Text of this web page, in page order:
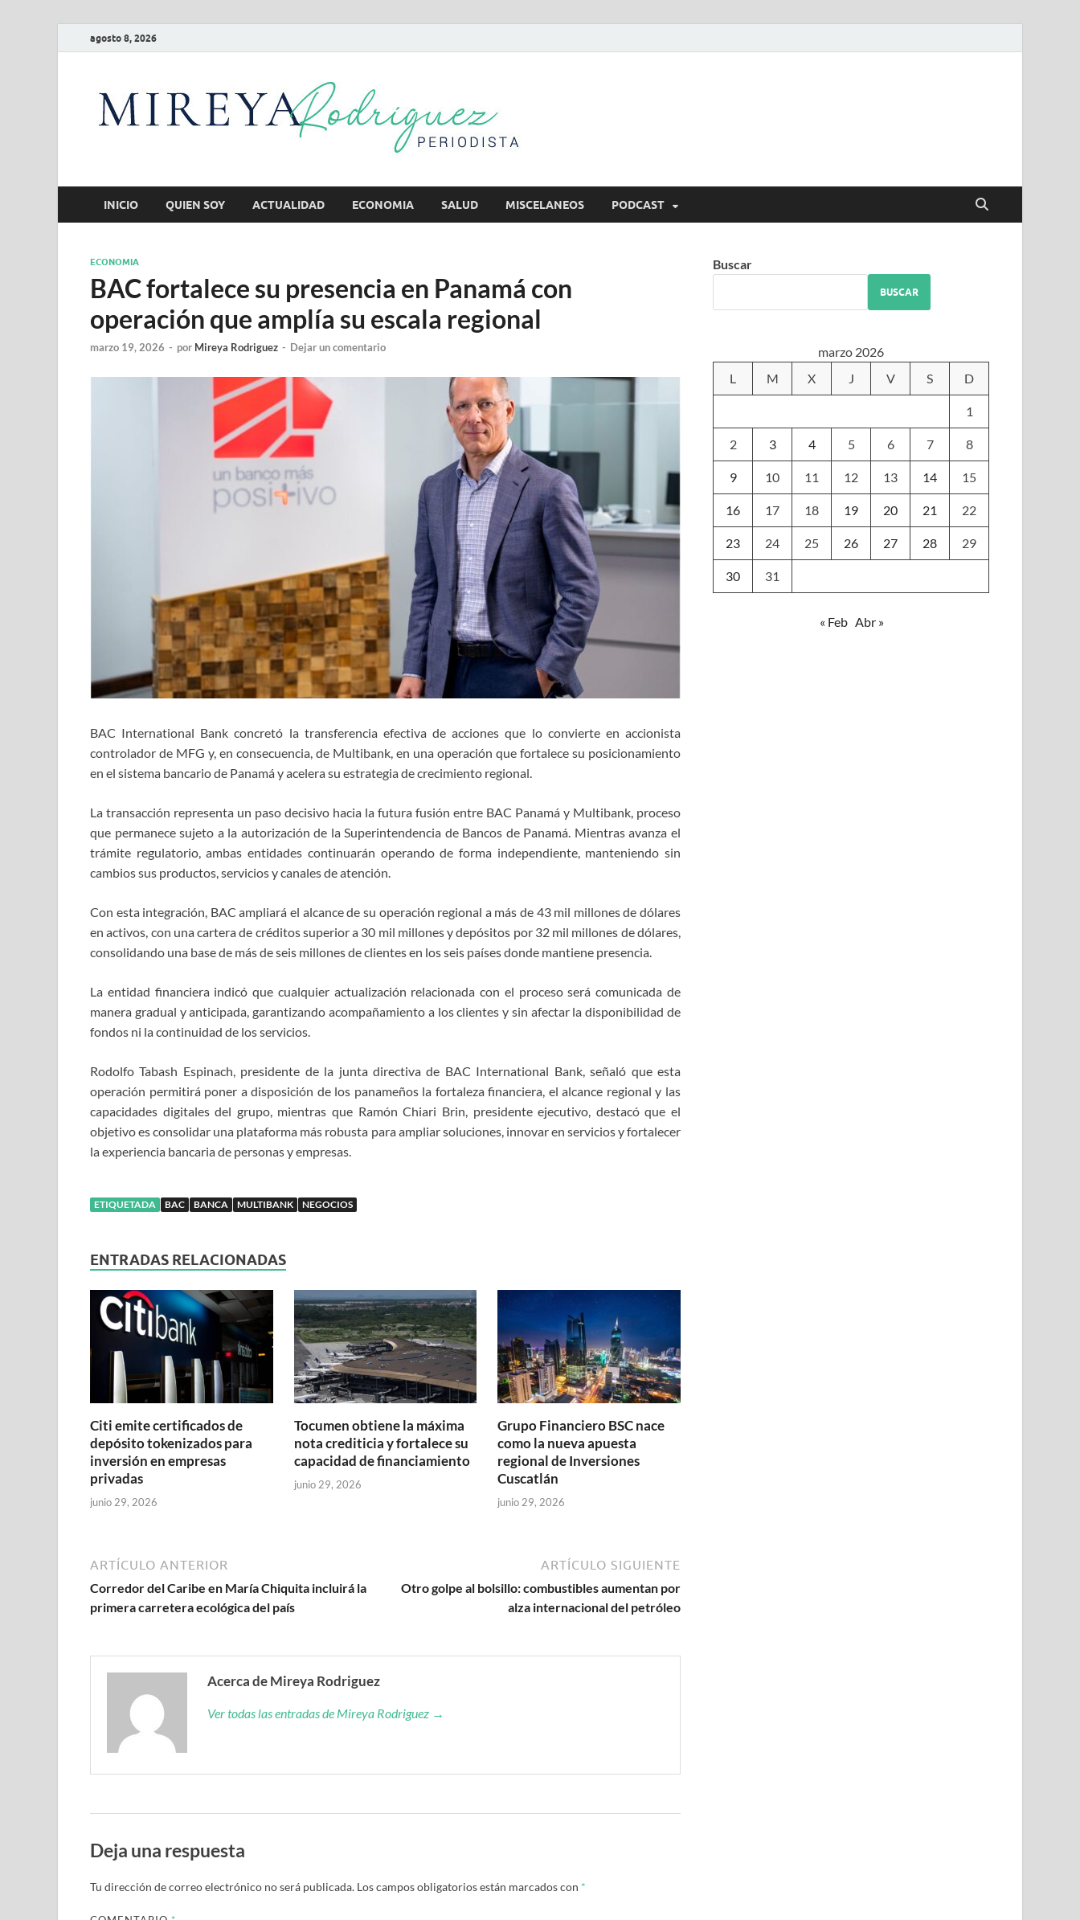
agosto 8, 2026
INICIO QUIEN SOY ACTUALIDAD ECONOMIA SALUD MISCELANEOS PODCAST
ECONOMIA
BAC fortalece su presencia en Panamá con
operación que amplía su escala regional
marzo 19, 2026 - por Mireya Rodriguez - Dejar un comentario
BAC International Bank concretó la transferencia efectiva de acciones que lo convierte en accionista
controlador de MFG y, en consecuencia, de Multibank, en una operación que fortalece su posicionamiento
en el sistema bancario de Panamá y acelera su estrategia de crecimiento regional.
La transacción representa un paso decisivo hacia la futura fusión entre BAC Panamá y Multibank, proceso
que permanece sujeto a la autorización de la Superintendencia de Bancos de Panamá. Mientras avanza el
trámite regulatorio, ambas entidades continuarán operando de forma independiente, manteniendo sin
cambios sus productos, servicios y canales de atención.
Con esta integración, BAC ampliará el alcance de su operación regional a más de 43 mil millones de dólares
en activos, con una cartera de créditos superior a 30 mil millones y depósitos por 32 mil millones de dólares,
consolidando una base de más de seis millones de clientes en los seis países donde mantiene presencia.
La entidad financiera indicó que cualquier actualización relacionada con el proceso será comunicada de
manera gradual y anticipada, garantizando acompañamiento a los clientes y sin afectar la disponibilidad de
fondos ni la continuidad de los servicios.
Rodolfo Tabash Espinach, presidente de la junta directiva de BAC International Bank, señaló que esta
operación permitirá poner a disposición de los panameños la fortaleza financiera, el alcance regional y las
capacidades digitales del grupo, mientras que Ramón Chiari Brin, presidente ejecutivo, destacó que el
objetivo es consolidar una plataforma más robusta para ampliar soluciones, innovar en servicios y fortalecer
la experiencia bancaria de personas y empresas.
ETIQUETADA BAC BANCA MULTIBANK NEGOCIOS
ENTRADAS RELACIONADAS
Citi emite certificados de
depósito tokenizados para
inversión en empresas
privadas
junio 29, 2026
Tocumen obtiene la máxima
nota crediticia y fortalece su
capacidad de financiamiento
junio 29, 2026
Grupo Financiero BSC nace
como la nueva apuesta
regional de Inversiones
Cuscatlán
junio 29, 2026
ARTÍCULO ANTERIOR
Corredor del Caribe en María Chiquita incluirá la
primera carretera ecológica del país
ARTÍCULO SIGUIENTE
Otro golpe al bolsillo: combustibles aumentan por
alza internacional del petróleo
Acerca de Mireya Rodriguez
Ver todas las entradas de Mireya Rodriguez →
Deja una respuesta
Tu dirección de correo electrónico no será publicada. Los campos obligatorios están marcados con *
Buscar
BUSCAR
marzo 2026
L
M X J V S D
1
2 3 4 5 6 7 8
9 10 11 12 13 14 15
16 17 18 19 20 21 22
23 24 25 26 27 28 29
30 31
« Feb Abr »